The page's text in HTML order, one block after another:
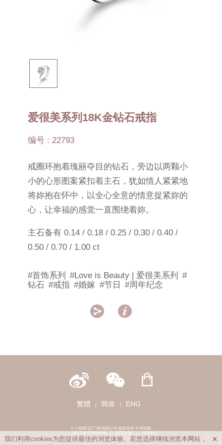
爱很美系列18K金钻石戒指
编号 : 22793
戒圈环抱着瑰丽夺目的钻石，旁边以两颗小
小的心形图案紧扣着主石，犹如情人紧紧地
将妳抱在怀中，以全心全意的情意捉紧妳的
心，让幸福的感觉一直围绕着妳。
主石备有 0.14 / 0.18 / 0.25 / 0.30 / 0.40 /
0.50 / 0.70 / 1.00 ct
#首饰系列 #Love is Beauty | 爱很美系列
#
钻石 #戒指 #婚嫁 #节日 #周年纪念
 
繁體 簡体 ENG
© 六福珠宝(广州)有限公司 版权所有 不得转载
|
粤ICP备15048991号 | 私隐政策 | 法律声明
我们利用cookies为您提供最佳的浏览体验。若您选择继续浏览本网站，
